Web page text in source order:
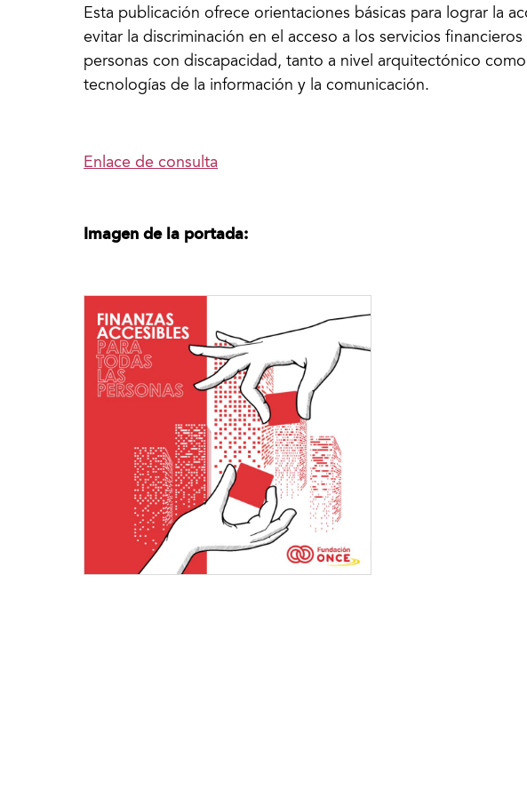
Esta publicación ofrece orientaciones básicas para lograr la
evitar la discriminación en el acceso a los servicios
personas con discapacidad, tanto a nivel arquitectónico
tecnologías de la información y la comunicación.
Enlace de consulta
Imagen de la portada: